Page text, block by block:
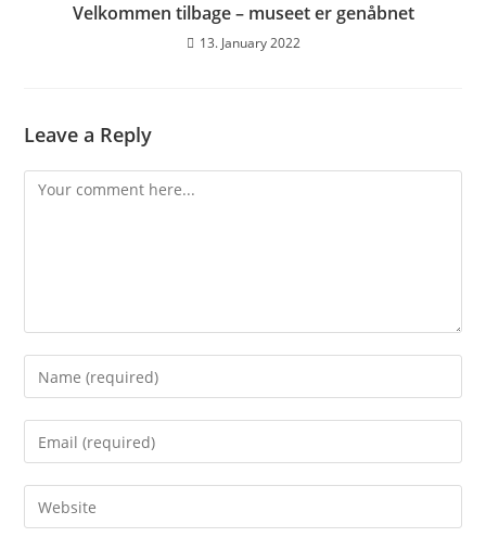
Velkommen tilbage – museet er genåbnet
13. January 2022
Leave a Reply